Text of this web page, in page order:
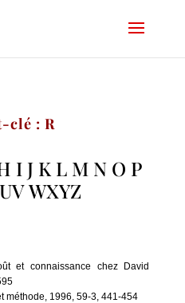
clé : R
I J K L M N O P
UVWXYZ
et connaissance chez David
méthode, 1996, 59-3, 441-454